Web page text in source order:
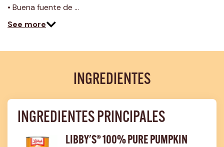
• Buena fuente de …
See more
INGREDIENTES
INGREDIENTES PRINCIPALES
LIBBY'S® 100% PURE PUMPKIN